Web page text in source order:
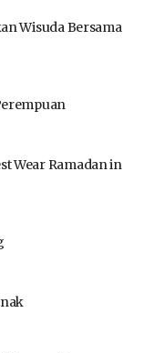
Wisuda Bersama
Wear Ramadan in